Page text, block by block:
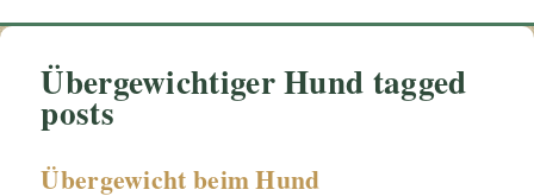
Übergewichtiger Hund tagged
posts
Übergewicht beim Hund